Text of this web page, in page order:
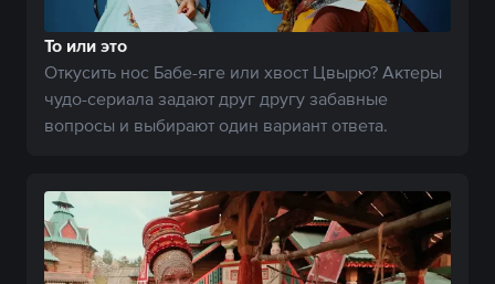
То или это
Откусить нос Бабе-яге или хвост Цвырю? Актеры
чудо-сериала задают друг другу забавные
вопросы и выбирают один вариант ответа.